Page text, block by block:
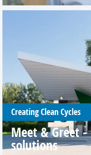
Creating Clean Cycles
Meet & Greet
solutions